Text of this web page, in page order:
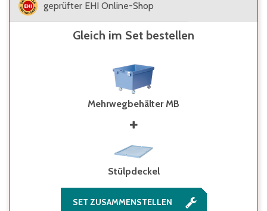
geprüfter EHI Online-Shop
Gleich im Set bestellen
Mehrwegbehälter MB
Stülpdeckel
SET ZUSAMMENSTELLEN